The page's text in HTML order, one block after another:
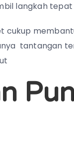
langkah
cukup
tantangan